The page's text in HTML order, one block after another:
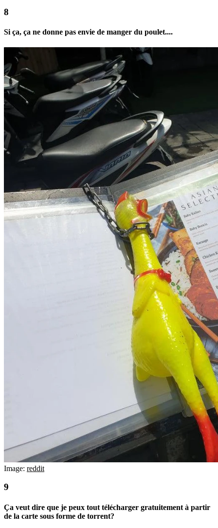
Si ça, ça ne donne pas envie de manger du poulet....
Image: reddit
Ça veut dire que je peux tout télécharger gratuitement à partir
de la carte sous forme de torrent?